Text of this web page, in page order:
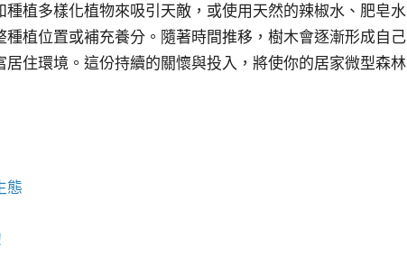
植多樣化植物來吸引天敵，或使用天然的辣椒水、肥皂水
植位置或補充養分。隨著時間推移，樹木會逐漸形成自己
住環境。這份持續的關懷與投入，將使你的居家微型森林
態